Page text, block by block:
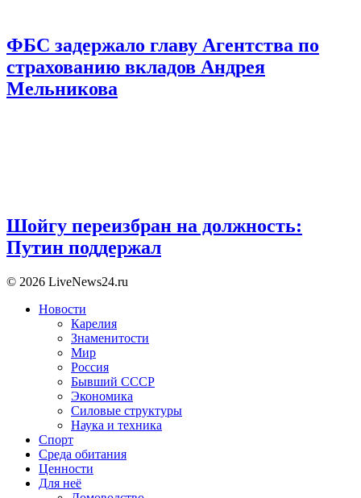
ФБС задержало главу Агентства по
страхованию вкладов Андрея
Мельникова
Шойгу переизбран на должность:
Путин поддержал
© 2026 LiveNews24.ru
Новости
Карелия
Знаменитости
Мир
Россия
Бывший СССР
Экономика
Силовые структуры
Наука и техника
Спорт
Среда обитания
Ценности
Для неё